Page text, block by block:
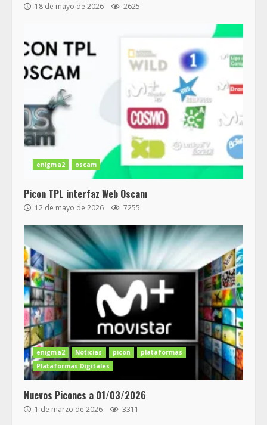
18 de mayo de 2026 2625
enigma2 oscam
Picon TPL interfaz Web Oscam
12 de mayo de 2026 7255
enigma2 Noticias picon
plataformas
Plataformas Digitales
Nuevos Picones a 01/03/2026
1 de marzo de 2026 3311